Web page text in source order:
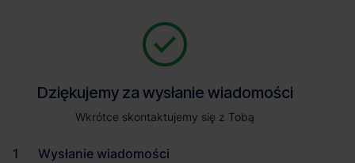
Dziękujemy za wysłanie wiadomości
Wkrótce skontaktujemy się z Tobą
Wysłanie wiadomości
Jesteśmy tu, żeby Ci pomóc. Niezależnie od tego, na jakim etapie
pomożemy Ci wybrać najlepszą ofertę. Napisz do nas!
Dziękujemy za wysłanie wiadomości
Wkrótce skontaktujemy się z Tobą
Wysłanie wiadomości